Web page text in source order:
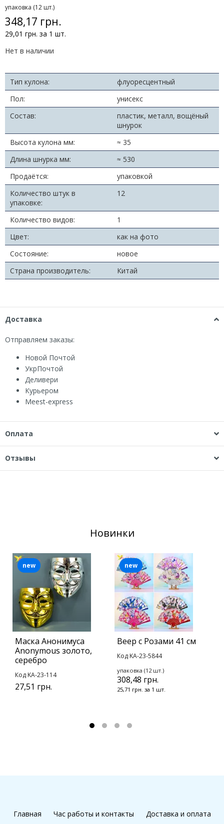
упаковка (12 шт.)
348,17 грн.
29,01 грн. за 1 шт.
Нет в наличии
Тип кулона:
флуоресцентный
Пол:
унисекс
Состав:
пластик, металл, вощёный
шнурок
Высота кулона мм:
≈ 35
Длина шнурка мм:
≈ 530
Продаётся:
упаковкой
Количество штук в
упаковке:
12
Количество видов:
1
Цвет:
как на фото
Состояние:
новое
Страна производитель:
Китай
Доставка
Отправляем заказы:
Новой Почтой
УкрПочтой
Деливери
Курьером
Мeest-express
Оплата
Отзывы
Новинки
Маска Анонимуса
Anonymous золото,
серебро
Код KA-23-114
27,51 грн.
new
Веер с Розами 41 см
Код KA-23-5844
упаковка (12 шт.)
308,48 грн.
25,71 грн. за 1 шт.
new
Главная Час работы и контакты Доставка и оплата